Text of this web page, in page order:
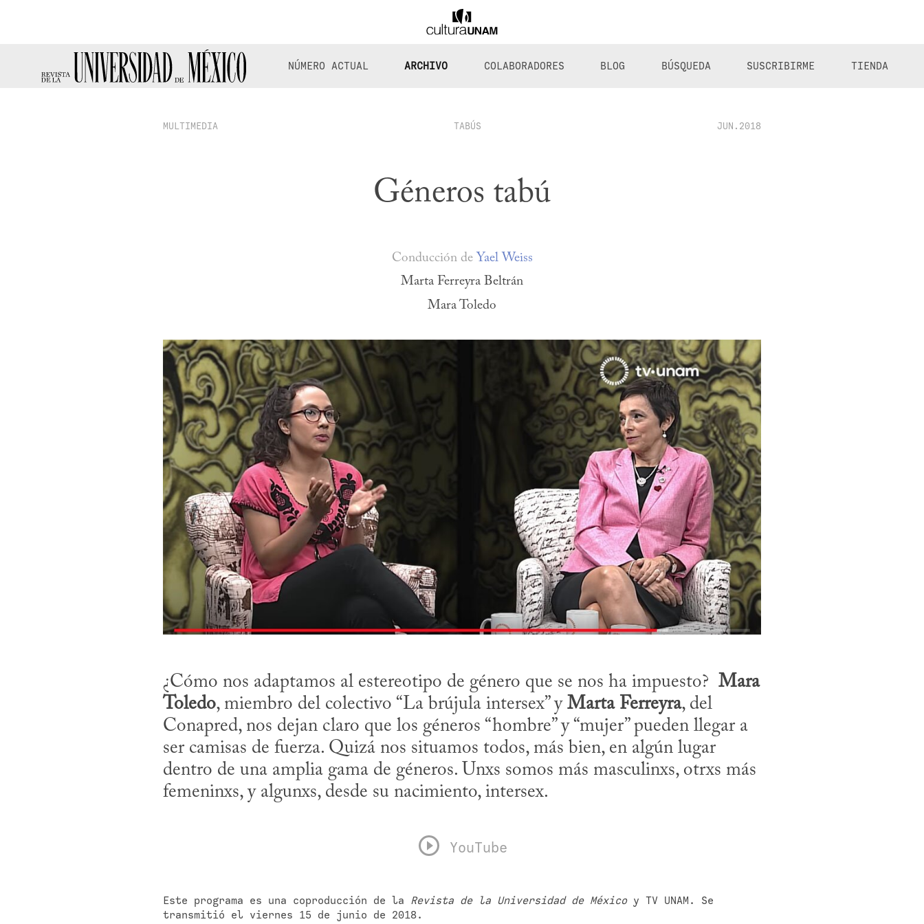
NÚMERO ACTUAL ARCHIVO COLABORADORES BLOG BÚSQUEDA SUSCRIBIRME TIENDA
MULTIMEDIA TABÚS JUN.2018
Géneros tabú
Conducción de Yael Weiss
Marta Ferreyra Beltrán
Mara Toledo
¿Cómo nos adaptamos al estereotipo de género que se nos ha impuesto? Mara
Toledo, miembro del colectivo “La brújula intersex” y Marta Ferreyra, del
Conapred, nos dejan claro que los géneros “hombre” y “mujer” pueden llegar a
ser camisas de fuerza. Quizá nos situamos todos, más bien, en algún lugar
dentro de una amplia gama de géneros. Unxs somos más masculinxs, otrxs más
femeninxs, y algunxs, desde su nacimiento, intersex.
YouTube
Este programa es una coproducción de la Revista de la Universidad de México y TV UNAM. Se
transmitió el viernes 15 de junio de 2018.